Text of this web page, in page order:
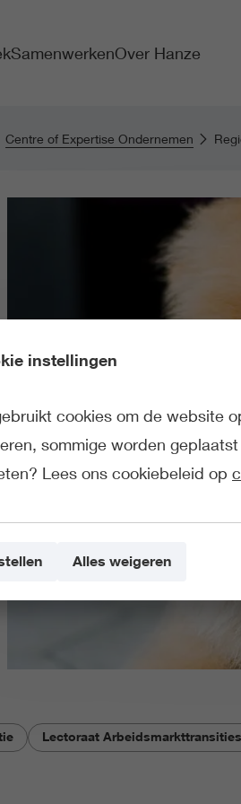
SamenwerkenOver Hanze
Centre of Expertise Ondernemen
Lectoraat Arbeidsmarkttransities
instellingen
cookies om de website
sommige worden
Lees ons cookiebeleid op
Alles weigeren